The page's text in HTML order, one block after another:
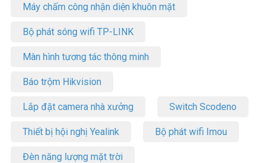
Máy chấm công nhận diện khuôn mặt
Bộ phát sóng wifi TP-LINK
Màn hình tương tác thông minh
Báo trộm Hikvision
Lắp đặt camera nhà xưởng Switch Scodeno
Thiết bị hội nghị Yealink Bộ phát wifi Imou
Đèn năng lượng mặt trời